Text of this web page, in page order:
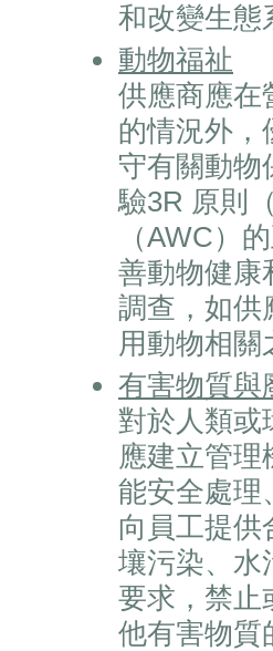
和改變生態
動物福祉
供應商應在
的情況外，
守有關動物
驗3R 原則
（AWC）
善動物健康
調查，如供
用動物相關
有害物質與
對於人類或
應建立管理
能安全處理
向員工提供
壤污染、水
要求，禁止
他有害物質